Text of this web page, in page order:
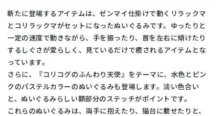
新たに登場するアイテムは、ゼンマイ仕掛けで動くリラックマ
とコリラックマがセットになったぬいぐるみです。ゆったりと
一定の速度で動きながら、手を振ったり、首を左右に傾けたり
するしぐさが愛らしく、見ているだけで癒されるアイテムとな
っています。
さらに、『コリコグのふんわり天使』をテーマに、水色とピン
クのパステルカラーのぬいぐるみも登場します。淡い色合い
と、ぬいぐるみらしい額部分のステッチがポイントです。
これらのぬいぐるみは、両手に抱えたり、猫台に載せたりと、